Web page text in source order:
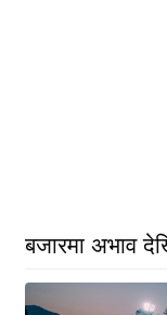
बजारमा अभाव